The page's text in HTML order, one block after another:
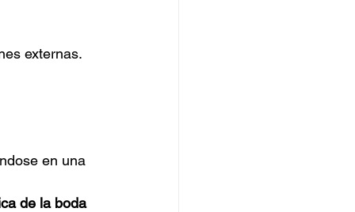
externas.
en una
de la boda